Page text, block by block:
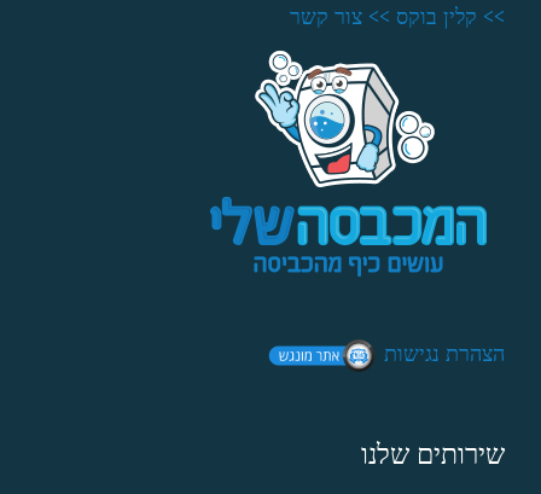
>> קלין בוקס >> צור קשר
הצהרת נגישות
שירותים שלנו